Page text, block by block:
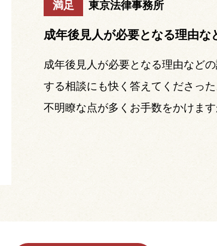
満足 東京法律事務所
成年後見人が必要となる理由
成年後見人が必要となる理由など
する相談にも快く答えてくださっ
不明瞭な点が多くお手数をかけま